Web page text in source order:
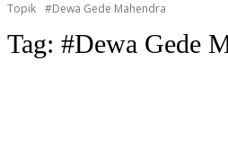
Topik #Dewa Gede Mahendra
Tag: #Dewa Gede